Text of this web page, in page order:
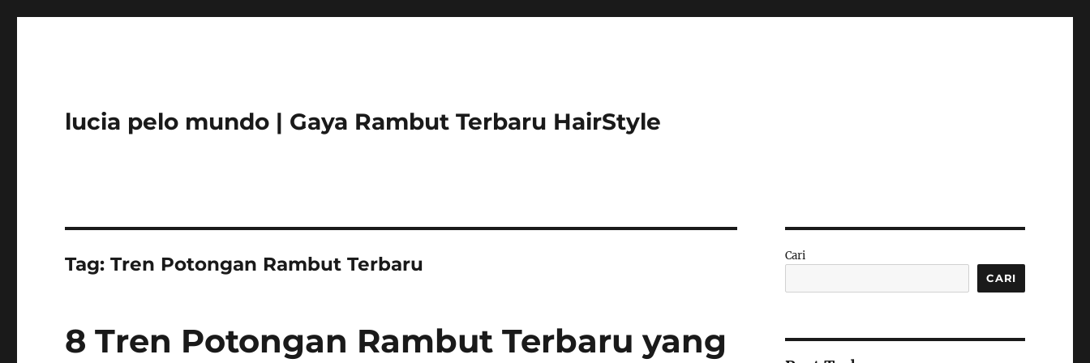
lucia pelo mundo | Gaya Rambut Terbaru HairStyle
Tag:Tren Potongan Rambut Terbaru
8 Tren Potongan Rambut Terbaru yang
Cari
CARI